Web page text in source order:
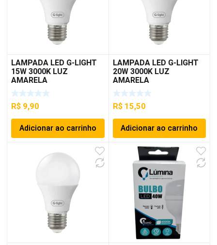
LAMPADA LED G-LIGHT
15W 3000K LUZ
AMARELA
R$ 9,90
Adicionar ao carrinho
LAMPADA LED G-LIGHT
20W 3000K LUZ
AMARELA
R$15,50
Adicionar ao carrinho